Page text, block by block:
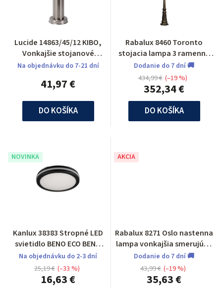
Lucide 14863/45/12 KIBO,
Vonkajšie stojanové
svietidlo
Na objednávku do 7-21 dní
41,97 €
DO KOŠÍKA
Rabalux 8460 Toronto
stojacia lampa 3 ramenna
vonkajšia
Dodanie do 7 dní 🚚
352,34 €
434,99 € (–19 %)
DO KOŠÍKA
NOVINKA
Kanlux 38383 Stropné LED
svietidlo BENO ECO BENO
ECO 20W CCT O B
Na objednávku do 2-3 dní
16,63 €
25,19 € (–33 %)
AKCIA
Rabalux 8271 Oslo nastenna
lampa vonkajšia smerujúca
nadol
Dodanie do 7 dní 🚚
35,63 €
43,99 € (–19 %)